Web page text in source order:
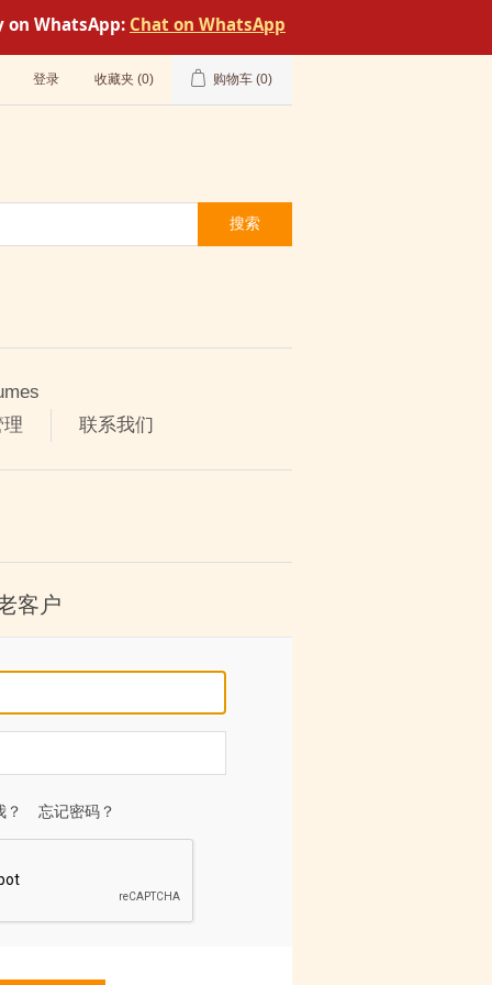
WhatsApp: Chat on WhatsApp
登录 收藏夹 (0) 购物车 (0)
搜索
理
联系我们
客户
？ 忘记密码？